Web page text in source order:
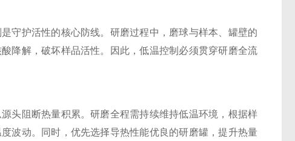
护活性的核心防线。研磨过程中，磨球与样本、罐壁的
降解，破坏样品活性。因此，低温控制必须贯穿研磨全流
阻断热量积累。研磨全程需持续维持低温环境，根据样
波动。同时，优先选择导热性能优良的研磨罐，提升热量